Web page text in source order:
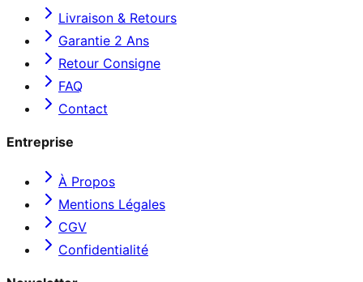
Livraison & Retours
Garantie 2 Ans
Retour Consigne
FAQ
Contact
Entreprise
À Propos
Mentions Légales
CGV
Confidentialité